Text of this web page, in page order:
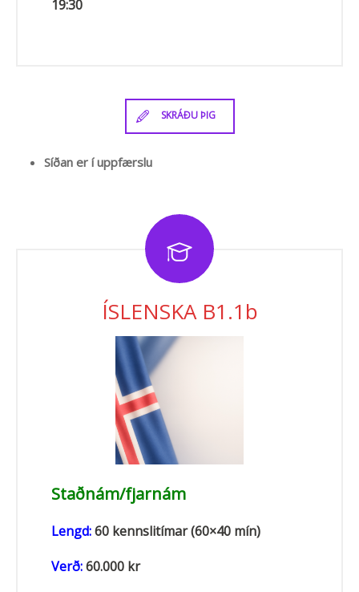
19:30
SKRÁÐU ÞIG
Síðan er í uppfærslu
ÍSLENSKA B1.1b
Staðnám/fjarnám
Lengd:60 kennslitímar (60×40 mín)
Verð:60.000 kr